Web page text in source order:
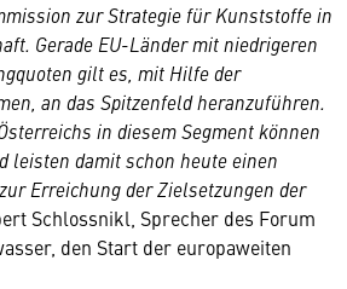
zur Strategie für Kunststoffe in
Gerade EU-Länder mit niedrigeren
gilt es, mit Hilfe der
an das Spitzenfeld heranzuführen.
in diesem Segment können
leisten damit schon heute einen
Erreichung der Zielsetzungen der
Schlossnikl, Sprecher des Forum
den Start der europaweiten